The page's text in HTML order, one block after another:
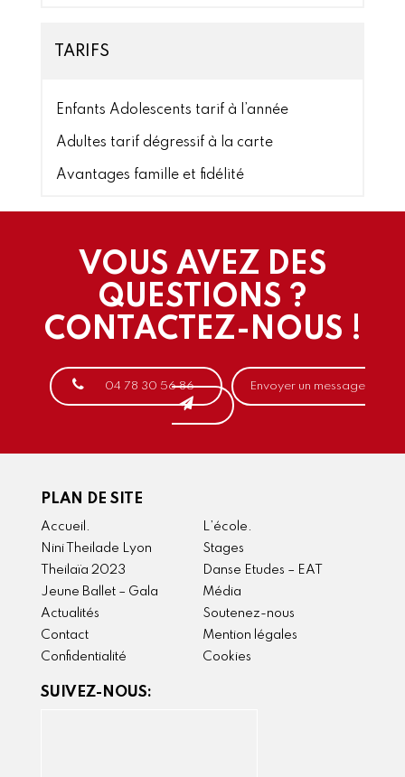
TARIFS
Enfants Adolescents tarif à l’année
Adultes tarif dégressif à la carte
Avantages famille et fidélité
VOUS AVEZ DES
QUESTIONS ?
CONTACTEZ-NOUS !
04 78 30 56 86 Envoyer un message
PLAN DE SITE
Accueil.
L’école.
Nini Theilade Lyon
Stages
Theilaïa 2023
Danse Etudes – EAT
Jeune Ballet – Gala
Média
Actualités
Soutenez-nous
Contact
Mention légales
Confidentialité
Cookies
SUIVEZ-NOUS: